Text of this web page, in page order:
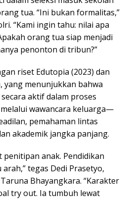
tua. “Ini bukan formalitas,”
“Kami ingin tahu: nilai apa
orang tua siap menjadi
penonton di tribun?”
riset Edutopia (2023) dan
yang menunjukkan bahwa
aktif dalam proses
wawancara keluarga—
pemahaman lintas
akademik jangka panjang.
penitipan anak. Pendidikan
tegas Dedi Prasetyo,
Bhayangkara. “Karakter
try out. Ia tumbuh lewat